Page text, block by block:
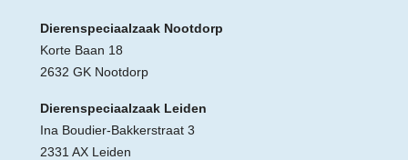
Dierenspeciaalzaak Nootdorp
Korte Baan 18
2632 GK Nootdorp
Dierenspeciaalzaak Leiden
Ina Boudier-Bakkerstraat 3
2331 AX Leiden